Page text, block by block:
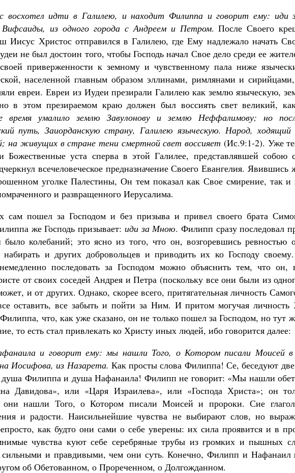
восхотел идти в Галилею, и находит Филиппа и говорит ему: иди
из одного города с Андреем и Петром. После Своего
Иисус Христос отправился в Галилею, где Ему надлежало начать
не был достоин того, чтобы Господь начал Свое дело среди ее
приверженности к земному и чувственному пала ниже
населенной главным образом эллинами, римлянами и
евреи. Евреи из Иудеи презирали Галилею как землю языческую,
в этом презираемом краю должен был воссиять свет великий,
время умалило землю Завулонову и землю Неффалимову; но
путь, Заиорданскую страну, Галилею языческую. Народ,
на живущих в стране тени смертной свет воссияет (Ис.9:1-2). Уже
уста сперва в этой Галилее, представлявшей собою
всечеловеческое предназначение Своего Евангелия. Явившись
уголке Палестины, Он тем показал как Свое смирение, так и
и развращенного Иерусалима.
сам пошел за Господом и без призыва и привел своего брата
же Господь призывает: иди за Мною. Филипп сразу последовал
колебаний; это ясно из того, что он, возгоревшись ревностью
набирать и других добровольцев и приводить их ко Господу
последовать за Господом можно объяснить тем, что он,
от своих соседей Андрея и Петра (поскольку все они были из
и от других. Однако, скорее всего, притягательная личность
оставить, все забыть и пойти за Ним. И притом могучая личность
что, как уже сказано, он не только пошел за Господом, но тут
то есть стал привлекать ко Христу иных людей, ибо говорится далее:
и говорит ему: мы нашли Того, о Котором писали Моисей в
Иосифова, из Назарета. Как просты слова Филиппа! Се, беседуют
душа Филиппа и душа Нафанаила! Филипп не говорит: «Мы нашли
Давидова», или «Царя Израилева», или «Господа Христа»; он
они нашли Того, о Котором писали Моисей и пророки. Сие
и радости. Наисильнейшие чувства не выбирают слов, но
как будто они сами о себе уверены: их сила проявится и в
чувства куют себе серебряные трубы из громких и пышных
сильными и правдивыми, чем они суть. Конечно, Филипп и Нафанаил
об Обетованном, о Прореченном, о Долгожданном.